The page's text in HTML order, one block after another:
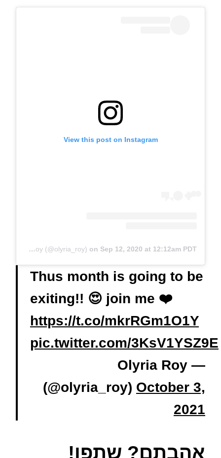
View this post on Instagram
A post shared by Olyria Roy (@olyria_roy) on Sep 12, 2020 at 12:12am PDT
Thus month is going to be
exiting!! 😍 join me ❤️
https://t.co/mkrRGm1O1Y
pic.twitter.com/3KsV1YSZ9E
— Olyria Roy
(@olyria_roy) October 3,
2021
אהבתם? שתפו!